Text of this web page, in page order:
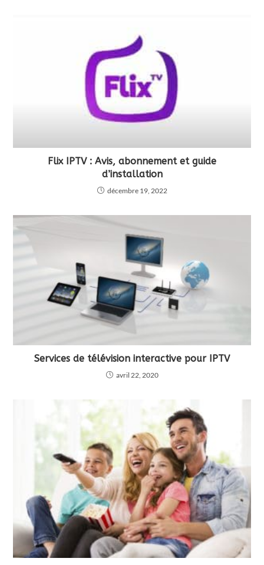
Flix IPTV : Avis, abonnement et guide
d’installation
décembre 19, 2022
Services de télévision interactive pour IPTV
avril 22, 2020